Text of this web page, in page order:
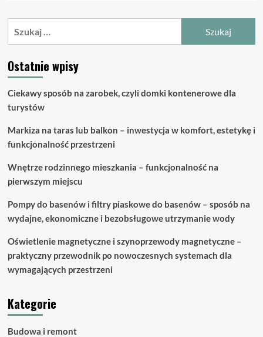
o
zasada
działania
Ostatnie wpisy
Ciekawy sposób na zarobek, czyli domki kontenerowe dla
turystów
Markiza na taras lub balkon – inwestycja w komfort, estetykę i
funkcjonalność przestrzeni
Wnętrze rodzinnego mieszkania – funkcjonalność na
pierwszym miejscu
Pompy do basenów i filtry piaskowe do basenów – sposób na
wydajne, ekonomiczne i bezobsługowe utrzymanie wody
Oświetlenie magnetyczne i szynoprzewody magnetyczne –
praktyczny przewodnik po nowoczesnych systemach dla
wymagających przestrzeni
Kategorie
Budowa i remont